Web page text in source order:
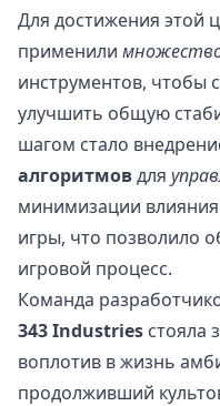
Для достижения этой
применили
инструментов, чтобы
улучшить общую
шагом стало
алгоритмовдля
минимизации
игры, что позволило
игровой процесс.
Команда
343 Industries стояла
воплотив в жизнь
продолживший